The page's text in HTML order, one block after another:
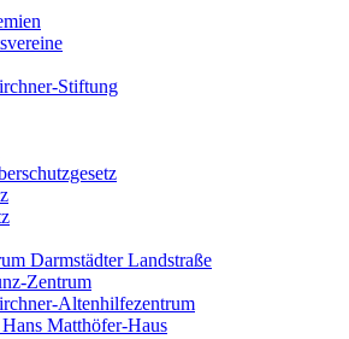
Stiftung
Darmstädter Landstraße
Zentrum
Altenhilfezentrum
Matthöfer-Haus